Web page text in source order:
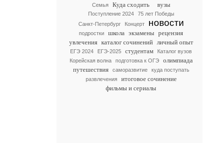
Семья
Куда сходить вузы
Поступление 2024
75 лет Победы
Санкт-Петербург
Концерт новости
подростки школа экзамены рецензия
увлечения каталог сочинений личный опыт
ЕГЭ 2024 ЕГЭ-2025 студентам
Каталог вузов
Корейская волна
подготовка к ОГЭ
олимпиада
путешествия
саморазвитие
куда поступать
развлечения
итоговое сочинение
фильмы и сериалы